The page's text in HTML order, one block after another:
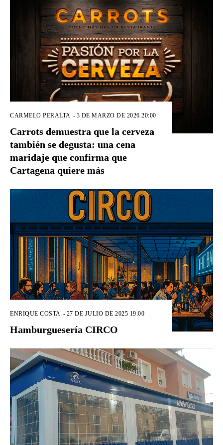
CARMELO PERALTA - 3 DE MARZO DE 2026 20:00
Carrots demuestra que la cerveza
también se degusta: una cena
maridaje que confirma que
Cartagena quiere más
ENRIQUE COSTA - 27 DE JULIO DE 2025 19:00
Hamburguesería CIRCO